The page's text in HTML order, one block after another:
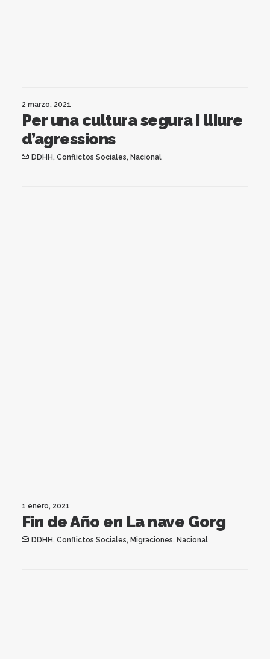
2 marzo, 2021
Per una cultura segura i lliure
d’agressions
DDHH, Conflictos Sociales, Nacional
1 enero, 2021
Fin de Año en La nave Gorg
DDHH, Conflictos Sociales, Migraciones, Nacional